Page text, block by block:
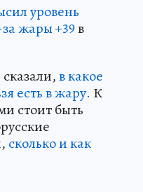
уровень
жары +39в
в какое
есть в жару. К
стоит быть
сколько и как